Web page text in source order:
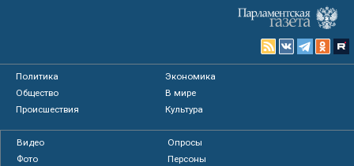
Политика
Экономика
Общество
В мире
Происшествия
Культура
Видео
Опросы
Фото
Персоны